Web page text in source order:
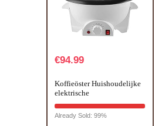
€94.99
Koffieöster Huishoudelijke
elektrische
koffiezetmachine voor thuis,
koffiebonen,
Roostermachine, 0-240 °C,
Already Sold: 99%